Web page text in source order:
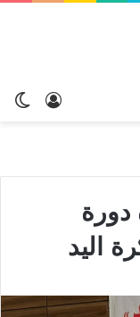
تسجيل
دورة